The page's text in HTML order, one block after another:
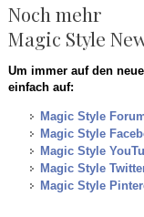
Noch mehr
Magic Style
Um immer auf den
einfach auf:
Magic Style
Magic Style
Magic Style
Magic Style
Magic Style